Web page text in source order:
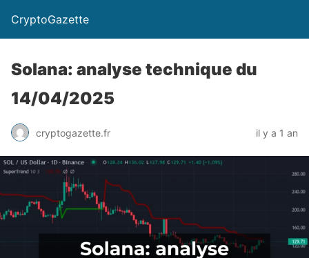
CryptoGazette
Solana: analyse technique du
14/04/2025
cryptogazette.fr il y a 1 an